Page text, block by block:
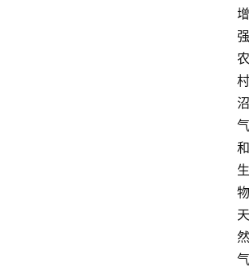
增
强
农
村
沼
气
和
生
物
天
然
气